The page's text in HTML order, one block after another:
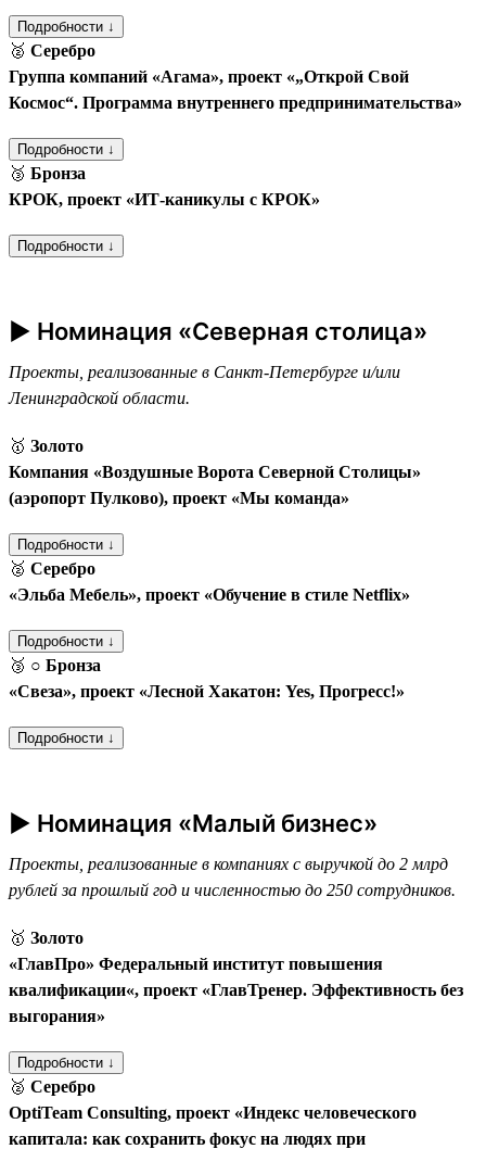
Подробности ↓
🥈 Серебро
Группа компаний «Агама», проект «„Открой Свой
Космос“. Программа внутреннего предпринимательства»
Подробности ↓
🥉 Бронза
КРОК, проект «ИТ-каникулы с КРОК»
Подробности ↓
► Номинация «Северная столица»
Проекты, реализованные в Санкт-Петербурге и/или
Ленинградской области.
🥇 Золото
Компания «Воздушные Ворота Северной Столицы»
(аэропорт Пулково), проект «Мы команда»
Подробности ↓
🥈 Серебро
«Эльба Мебель», проект «Обучение в стиле Netflix»
Подробности ↓
🥉 ○ Бронза
«Свеза», проект «Лесной Хакатон: Yes, Прогресс!»
Подробности ↓
► Номинация «Малый бизнес»
Проекты, реализованные в компаниях с выручкой до 2 млрд
рублей за прошлый год и численностью до 250 сотрудников.
🥇 Золото
«ГлавПро» Федеральный институт повышения
квалификации«, проект «ГлавТренер. Эффективность без
выгорания»
Подробности ↓
🥈 Серебро
OptiTeam Consulting, проект «Индекс человеческого
капитала: как сохранить фокус на людях при